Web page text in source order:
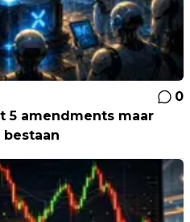
0
5 amendments maar